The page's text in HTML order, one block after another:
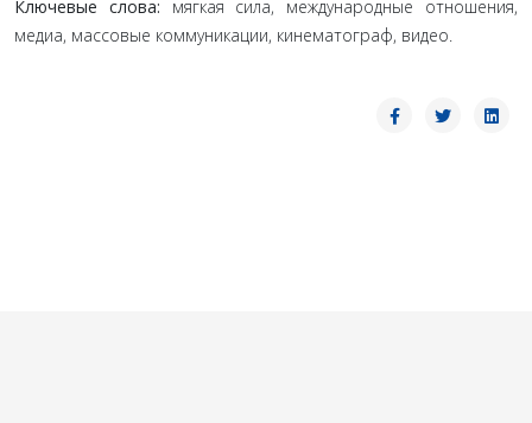
Ключевые слова: мягкая сила, международные отношения,
медиа, массовые коммуникации, кинематограф, видео.